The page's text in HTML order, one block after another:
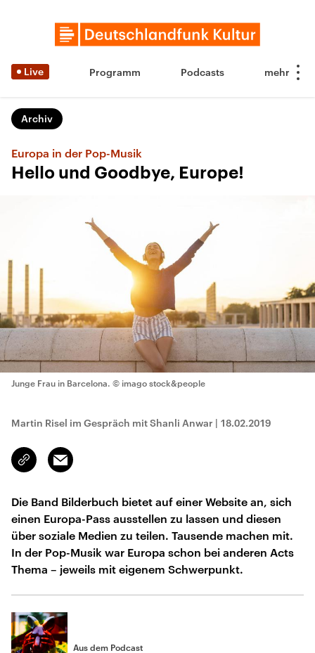
Live Programm Podcasts
Archiv
Europa in der Pop-Musik
Hello und Goodbye, Europe!
Junge Frau in Barcelona. © imago stock&people
Martin Risel im Gespräch mit Shanli Anwar | 18.02.2019
Link
kopieren/teilen
Email
Die Band Bilderbuch bietet auf einer Website an, sich
einen Europa-Pass ausstellen zu lassen und diesen
über soziale Medien zu teilen. Tausende machen mit.
In der Pop-Musik war Europa schon bei anderen Acts
Thema – jeweils mit eigenem Schwerpunkt.
Aus dem Podcast